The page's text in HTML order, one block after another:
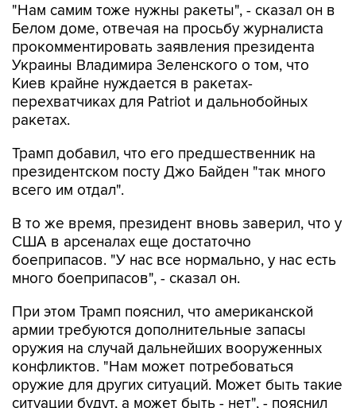
"Нам самим тоже нужны ракеты", - сказал он в
Белом доме, отвечая на просьбу журналиста
прокомментировать заявления президента
Украины Владимира Зеленского о том, что
Киев крайне нуждается в ракетах-
перехватчиках для Patriot и дальнобойных
ракетах.
Трамп добавил, что его предшественник на
президентском посту Джо Байден "так много
всего им отдал".
В то же время, президент вновь заверил, что у
США в арсеналах еще достаточно
боеприпасов. "У нас все нормально, у нас есть
много боеприпасов", - сказал он.
При этом Трамп пояснил, что американской
армии требуются дополнительные запасы
оружия на случай дальнейших вооруженных
конфликтов. "Нам может потребоваться
оружие для других ситуаций. Может быть такие
ситуации будут, а может быть - нет", - пояснил